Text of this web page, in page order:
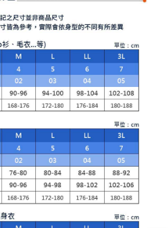
株式会社」（以下「当社」といいます）によ
引時に本サービスを通じて商品やサービスを
売買／分割払い売買の債権を当社に譲渡した
求書で帳款を支払うことになります。
る契約関係の目的から、店舗はあなたの個人
を含む）を台湾大哥大に提供し、収集、処理
があなた本人と分割請求書に必要な情報の確
す。
約については、以下のリンクを参照してくだ
求した期日と、AFTEEで延長できる日数をも
注文すると、商品を受け取るまで支払い期限
限内に受け取れない場合があります（例：予
期限内にお支払いください。
、認証結果及び当社の審査の結果に基づ
。
払い」（以下当サービスという）はネットプ
という）が提供し、AFTEEが代金を徴収し
に提供しなければならない個人情報（注文者
氏名、電話番号、受取人住所を含むがこれに
れ当サービスで必要な範囲内で利用されま
、処理、利用について、詳細はAFTEE公式ホ
集、処理及び利用に関する声明』をご参照く